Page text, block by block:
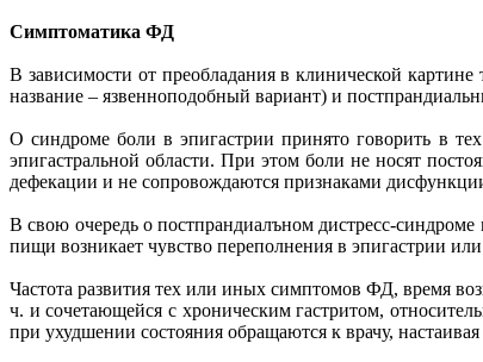
Симптоматика ФД
В зависимости от преобладания в клинической
название – язвенноподобный вариант) и
О синдроме боли в эпигастрии принято говорить в
эпигастральной области. При этом боли не носят
дефекации и не сопровождаются признаками
В свою очередь о постпрандиалъном дистресс-
пищи возникает чувство переполнения в эпигастрии
Частота развития тех или иных симптомов ФД, время
ч. и сочетающейся с хроническим гастритом,
при ухудшении состояния обращаются к врачу,